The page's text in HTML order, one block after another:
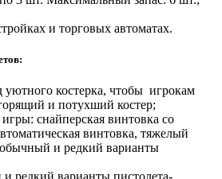
и торговых автоматах.
костерка, чтобы игрокам
и потухший костер;
снайперская винтовка со
винтовка, тяжелый
и редкий варианты